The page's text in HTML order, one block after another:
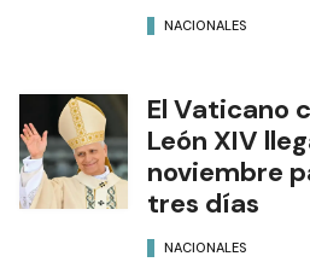
NACIONALES
El Vaticano
León XIV
noviembre
tres días
NACIONALES